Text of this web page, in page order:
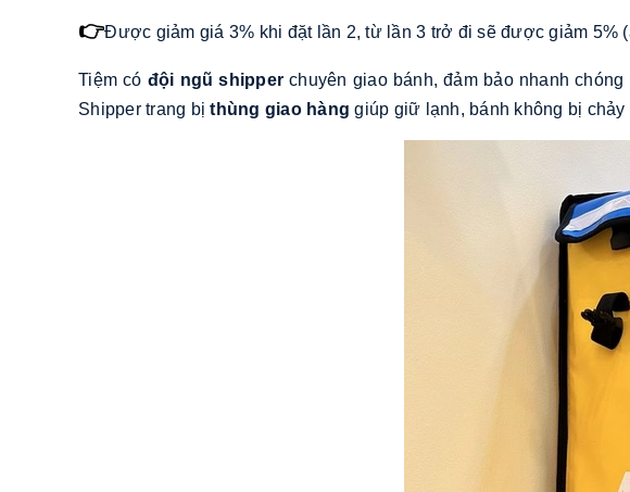
👉Được giảm giá 3% khi đặt lần 2, từ lần 3 trở đi sẽ được giảm 5%
Tiệm có đội ngũ shipper chuyên giao bánh, đảm bảo nhanh
Shipper trang bịthùng giao hàng giúp giữ lạnh, bánh không bị